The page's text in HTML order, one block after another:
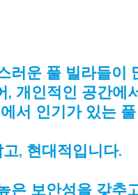
러운 풀 빌라들이
개인적인 공간에
서 인기가 있는
, 현대적입니다.
은 보안성을 갖추